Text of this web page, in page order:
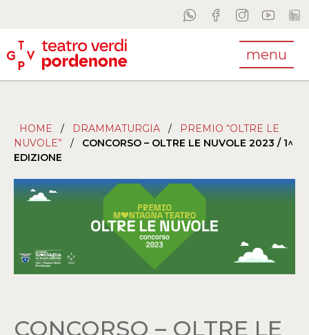
menu
HOME / DRAMMATURGIA /
PREMIO “OLTRE LE
NUVOLE”
/
CONCORSO – OLTRE LE NUVOLE 2023 / 1^
EDIZIONE
CONCORSO – OLTRE LE